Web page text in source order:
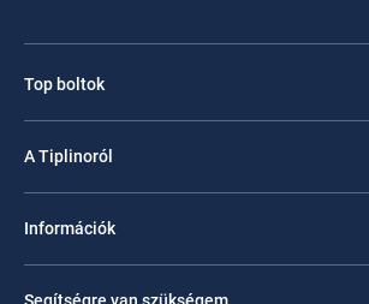
Top boltok
A Tiplinoról
Információk